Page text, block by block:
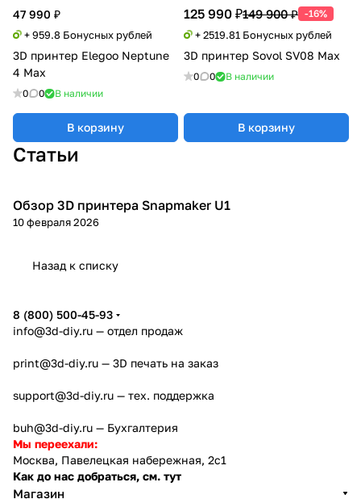
47 990 ₽
+ 959.8 Бонусных рублей
3D принтер Elegoo Neptune
4 Max
0 0 В наличии
В корзину
125 990 ₽149 900 ₽ -16%
+ 2519.81 Бонусных рублей
3D принтер Sovol SV08 Max
0 0 В наличии
В корзину
Статьи
3D принтеры
Обзор 3D принтера Snapmaker U1
10 февраля 2026
Назад к списку
8 (800) 500-45-93
info@3d-diy.ru — отдел продаж
print@3d-diy.ru — 3D печать на заказ
support@3d-diy.ru — тех. поддержка
buh@3d-diy.ru — Бухгалтерия
Мы переехали:
Москва, Павелецкая набережная, 2с1
Как до нас добраться, см. тут
Магазин